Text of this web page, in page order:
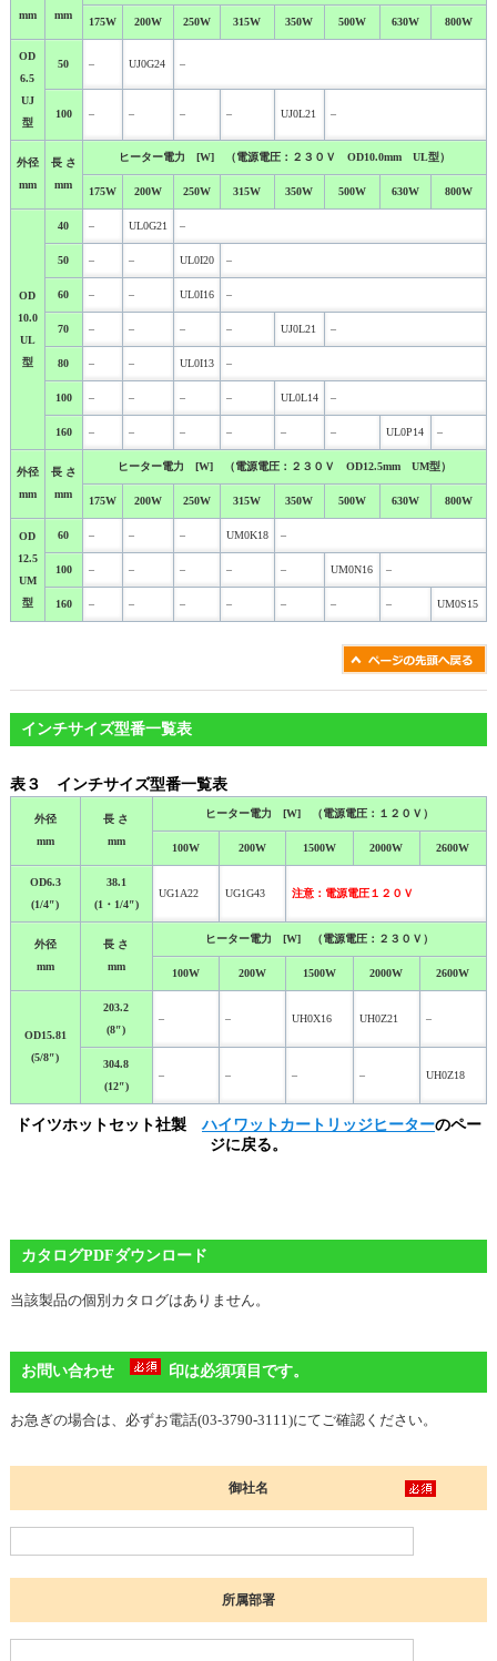
mm
mm
175W 200W 250W 315W 350W 500W 630W 800W
OD
6.5
UJ
型
50 – UJ0G24 –
100 – – – – UJ0L21 –
外径
mm
長 さ
mm
ヒーター電力 [W] （電源電圧：２３０Ｖ OD10.0mm UL型）
175W 200W 250W 315W 350W 500W 630W 800W
OD
10.0
UL
型
40 – UL0G21 –
50 – – UL0I20 –
60 – – UL0I16 –
70 – – – – UJ0L21 –
80 – – UL0I13 –
100 – – – – UL0L14 –
160 – – – – – – UL0P14 –
外径
mm
長 さ
mm
ヒーター電力 [W] （電源電圧：２３０Ｖ OD12.5mm UM型）
175W 200W 250W 315W 350W 500W 630W 800W
OD
12.5
UM
型
60 – – – UM0K18 –
100 – – – – – UM0N16 –
160 – – – – – – – UM0S15
インチサイズ型番一覧表
表３ インチサイズ型番一覧表
外径
mm
長 さ
mm
ヒーター電力 [W] （電源電圧：１２０Ｖ）
100W 200W 1500W 2000W 2600W
OD6.3
(1/4″)
38.1
(1・1/4″)
UG1A22 UG1G43 注意：電源電圧１２０Ｖ
外径
mm
長 さ
mm
ヒーター電力 [W] （電源電圧：２３０Ｖ）
100W 200W 1500W 2000W 2600W
OD15.81
(5/8″)
203.2
(8″)
– – UH0X16 UH0Z21 –
304.8
(12″)
– – – – UH0Z18
ドイツホットセット社製ハイワットカートリッジヒーターのペー
ジに戻る。
カタログPDFダウンロード
当該製品の個別カタログはありません。
お問い合わせ 印は必須項目です。
お急ぎの場合は、必ずお電話(03-3790-3111)にてご確認ください。
御社名
所属部署